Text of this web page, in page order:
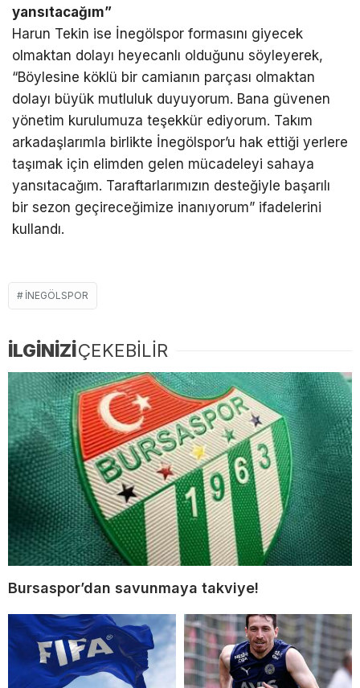
yansıtacağım”
Harun Tekin ise İnegölspor formasını giyecek
olmaktan dolayı heyecanlı olduğunu söyleyerek,
“Böylesine köklü bir camianın parçası olmaktan
dolayı büyük mutluluk duyuyorum. Bana güvenen
yönetim kurulumuza teşekkür ediyorum. Takım
arkadaşlarımla birlikte İnegölspor’u hak ettiği yerlere
taşımak için elimden gelen mücadeleyi sahaya
yansıtacağım. Taraftarlarımızın desteğiyle başarılı
bir sezon geçireceğimize inanıyorum” ifadelerini
kullandı.
İNEGÖLSPOR
İLGİNİZİÇEKEBİLİR
Bursaspor’dan savunmaya takviye!